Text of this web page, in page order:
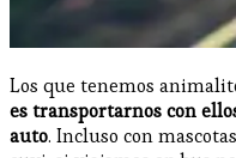
Los que tenemos
es transportarnos con
auto. Incluso con